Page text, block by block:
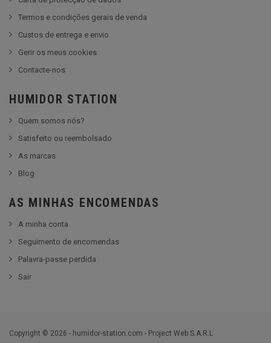
Termos e condições gerais de venda
Custos de entrega e envio
Gerir os meus cookies
Contacte-nos
HUMIDOR STATION
Quem somos nós?
Satisfeito ou reembolsado
As marcas
Blog
AS MINHAS ENCOMENDAS
A minha conta
Seguimento de encomendas
Palavra-passe perdida
Sair
Copyright © 2026 - humidor-station.com - Project Web S.A.R.L